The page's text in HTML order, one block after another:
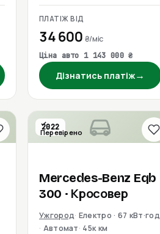
ПЛАТІЖ ВІД
34 600 ₴/міс
Ціна авто 1 143 000 ₴
Дізнатись платіж→
2022
Перевірено
Mercedes-Benz Eqb
300 · Кросовер
Ужгород Електро · 67 кВт·год
Автомат 45к км